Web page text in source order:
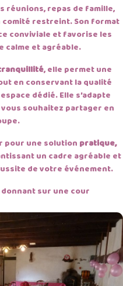
réunions, repas de famille,
restreint. Son format
conviviale et favorise les
calme et agréable.
, elle permet une
en conservant la qualité
dédié. Elle s’adapte
souhaitez partager en
pour une solution pratique,
un cadre agréable et
de votre événement.
donnant sur une cour